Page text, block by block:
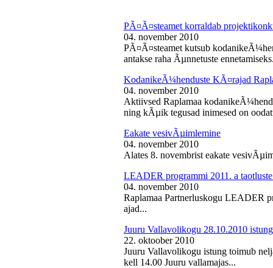
PÃ¤Ã¤steamet korraldab
04. november 2010
PÃ¤Ã¤steamet kutsub
antakse raha Ãµnnetuste
KodanikeÃ¼henduste KÃ¤rajad
04. november 2010
Aktiivsed Raplamaa
ning kÃµik tegusad inimesed on
Eakate vesivÃµimlemine
04. november 2010
Alates 8. novembrist eakate
LEADER programmi 2011. a
04. november 2010
Raplamaa Partnerluskogu LEADER
ajad...
Juuru Vallavolikogu 28.10.2010 istung
22. oktoober 2010
Juuru Vallavolikogu istung toimub
kell 14.00 Juuru vallamajas...